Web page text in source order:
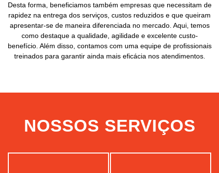
Desta forma, beneficiamos também empresas que necessitam de
rapidez na entrega dos serviços, custos reduzidos e que queiram
apresentar-se de maneira diferenciada no mercado. Aqui, temos
como destaque a qualidade, agilidade e excelente custo-
benefício. Além disso, contamos com uma equipe de profissionais
treinados para garantir ainda mais eficácia nos atendimentos.
NOSSOS SERVIÇOS